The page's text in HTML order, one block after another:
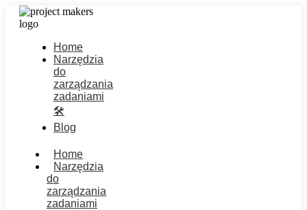
Home
Narzędzia
do
zarządzania
zadaniami
🛠️
Blog
Home
Narzędzia
do
zarządzania
zadaniami